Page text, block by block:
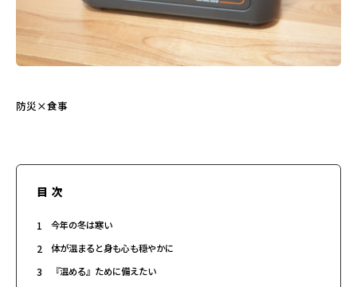
防災×食事
目次
1 今年の冬は寒い
2 体が温まると身も心も穏やかに
3 『温める』ために備えたい